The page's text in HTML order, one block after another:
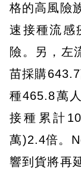
格的高風險
速接種流感
險。另，左
苗採購
種465.8萬
接種累計
萬)2.4倍。
響到貨將再